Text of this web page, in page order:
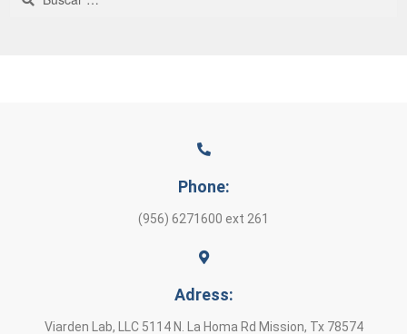
Phone:
(956) 6271600 ext 261
Adress:
Viarden Lab, LLC 5114 N. La Homa Rd Mission, Tx 78574